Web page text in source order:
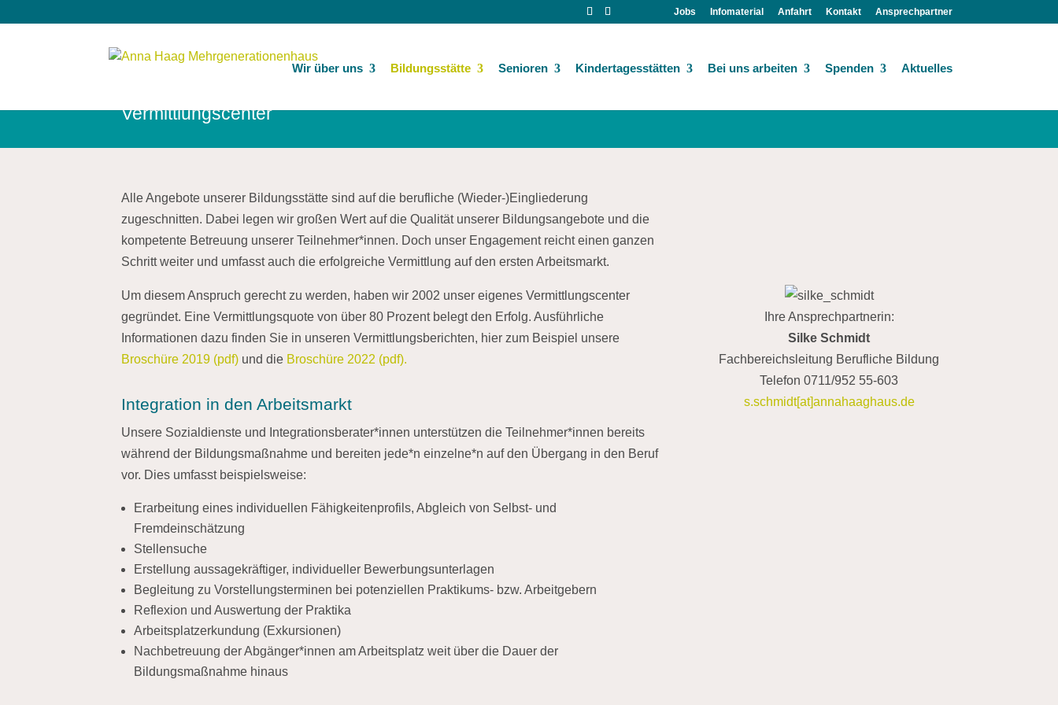
Jobs Infomaterial Anfahrt Kontakt Ansprechpartner
Wir über uns Bildungsstätte Senioren Kindertagesstätten Bei uns arbeiten Spenden Aktuelles
Vermittlungscenter
Alle Angebote unserer Bildungsstätte sind auf die berufliche (Wieder-)Eingliederung
zugeschnitten. Dabei legen wir großen Wert auf die Qualität unserer Bildungsangebote und die
kompetente Betreuung unserer Teilnehmer*innen. Doch unser Engagement reicht einen ganzen
Schritt weiter und umfasst auch die erfolgreiche Vermittlung auf den ersten Arbeitsmarkt.
Um diesem Anspruch gerecht zu werden, haben wir 2002 unser eigenes Vermittlungscenter
gegründet. Eine Vermittlungsquote von über 80 Prozent belegt den Erfolg. Ausführliche
Informationen dazu finden Sie in unseren Vermittlungsberichten, hier zum Beispiel unsere
Broschüre 2019 (pdf) und die Broschüre 2022 (pdf).
Integration in den Arbeitsmarkt
Unsere Sozialdienste und Integrationsberater*innen unterstützen die Teilnehmer*innen bereits
während der Bildungsmaßnahme und bereiten jede*n einzelne*n auf den Übergang in den Beruf
vor. Dies umfasst beispielsweise:
Erarbeitung eines individuellen Fähigkeitenprofils, Abgleich von Selbst- und
Fremdeinschätzung
Stellensuche
Erstellung aussagekräftiger, individueller Bewerbungsunterlagen
Begleitung zu Vorstellungsterminen bei potenziellen Praktikums- bzw. Arbeitgebern
Reflexion und Auswertung der Praktika
Arbeitsplatzerkundung (Exkursionen)
Nachbetreuung der Abgänger*innen am Arbeitsplatz weit über die Dauer der
Bildungsmaßnahme hinaus
Ihre Ansprechpartnerin:
Silke Schmidt
Fachbereichsleitung Berufliche Bildung
Telefon 0711/952 55-603
s.schmidt[at]annahaaghaus.de